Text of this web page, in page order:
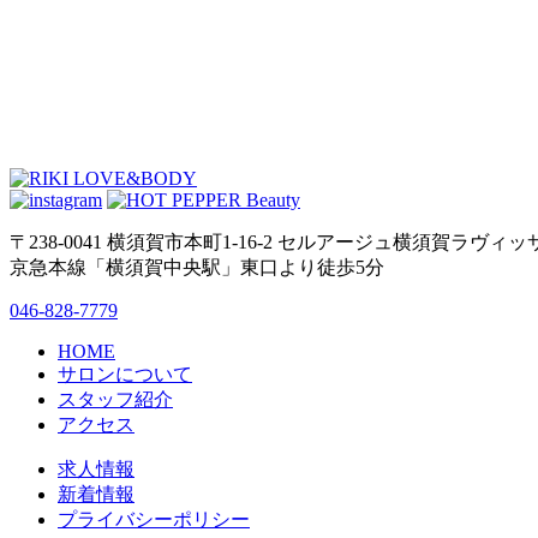
〒238-0041 横須賀市本町1-16-2 セルアージュ横須賀ラヴィッ
京急本線「横須賀中央駅」東口より徒歩5分
046-828-7779
HOME
サロンについて
スタッフ紹介
アクセス
求人情報
新着情報
プライバシーポリシー